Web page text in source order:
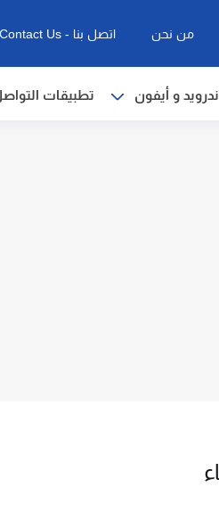
من نحن اتصل بنا - Contact Us
و أيفون تطبيقات